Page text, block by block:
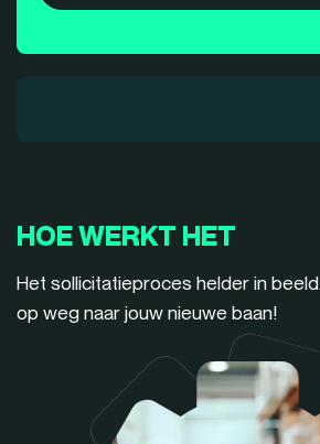
HOE WERKT HET
Het sollicitatieproces helder in
op weg naar jouw nieuwe baan!